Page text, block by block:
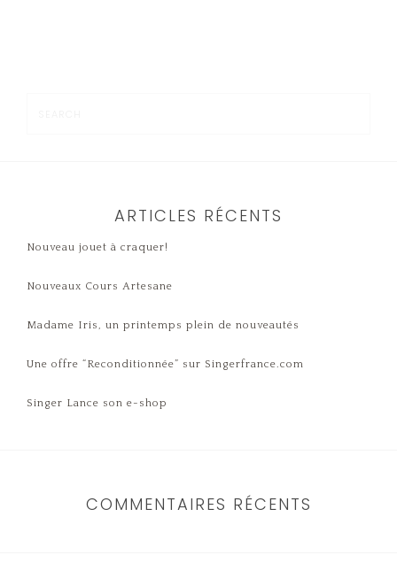
ARTICLES RÉCENTS
Nouveau jouet à craquer!
Nouveaux Cours Artesane
Madame Iris, un printemps plein de nouveautés
Une offre “Reconditionnée” sur Singerfrance.com
Singer Lance son e-shop
COMMENTAIRES RÉCENTS